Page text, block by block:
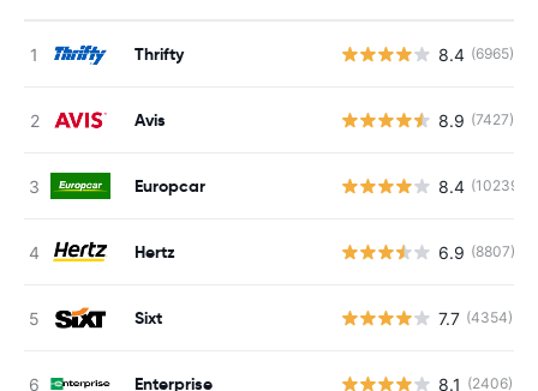
Thrifty 8.4 (6965)
Avis 8.9 (7427)
Europcar 8.4 (10239)
Hertz 6.9 (8807)
Sixt 7.7 (4354)
Enterprise 8.1 (2406)